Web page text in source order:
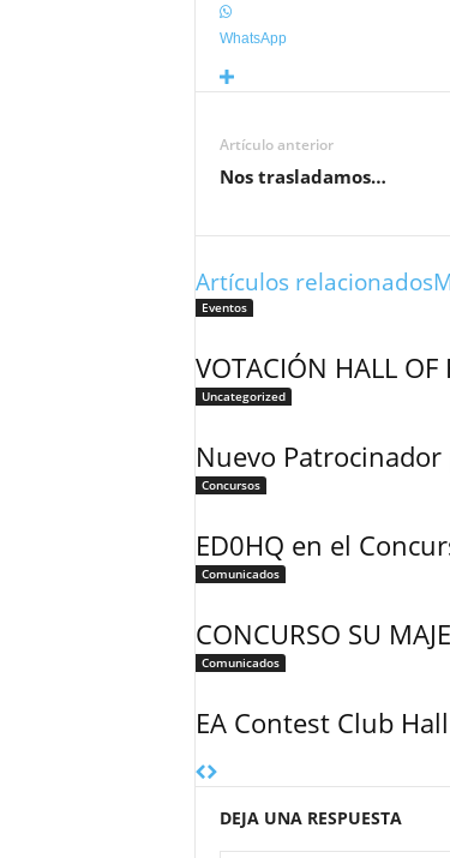
WhatsApp
Artículo anterior
Nos trasladamos…
Artículos relacionados
Eventos
VOTACIÓN HALL OF
Uncategorized
Nuevo Patrocinador
Concursos
ED0HQ en el
Comunicados
CONCURSO SU
Comunicados
EA Contest Club
DEJA UNA RESPUESTA